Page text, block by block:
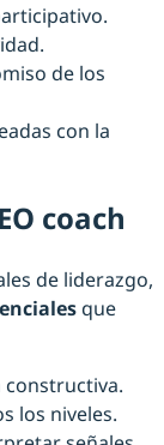
de los
con la
coach
de liderazgo,
que
constructiva.
los niveles.